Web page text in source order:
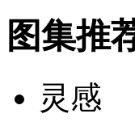
图集推
灵感